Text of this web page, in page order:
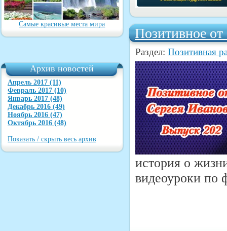
Самые красивые места мира
Архив новостей
Апрель 2017 (11)
Февраль 2017 (10)
Январь 2017 (48)
Декабрь 2016 (49)
Ноябрь 2016 (47)
Октябрь 2016 (48)
Показать / скрыть весь архив
Позитивное
Раздел: Позитивная
история о
видеоуроки по